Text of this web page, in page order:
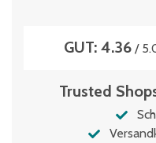
GUT: 4.36/
Trusted